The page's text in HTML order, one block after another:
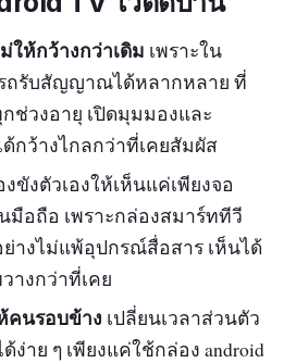
ให้กว้างกว่าเดิม เพราะใน
รถรับสัญญาณได้หลากหลาย ที่
ช่วงอายุ เปิดมุมมองและ
กว้างไกลกว่าที่เคยสัมผัส
ขังตัวเองให้เห็นแค่เพียงจอ
มือถือ เพราะกล่องสมาร์ททีวี
างไม่แพ้อุปกรณ์สื่อสาร เห็นได้
างกว่าที่เคย
คนรอบข้าง เปลี่ยนเวลาส่วนตัว
ง่าย ๆ เพียงแค่ใช้กล่อง android